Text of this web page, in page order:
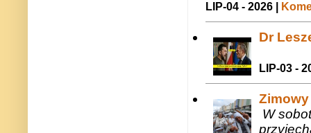
LIP-04 - 2026 |
Dr
LIP-03 -
W